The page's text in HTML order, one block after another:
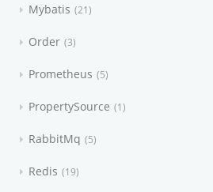
Mybatis 21
Order 3
Prometheus 5
PropertySource 1
RabbitMq 5
Redis 19